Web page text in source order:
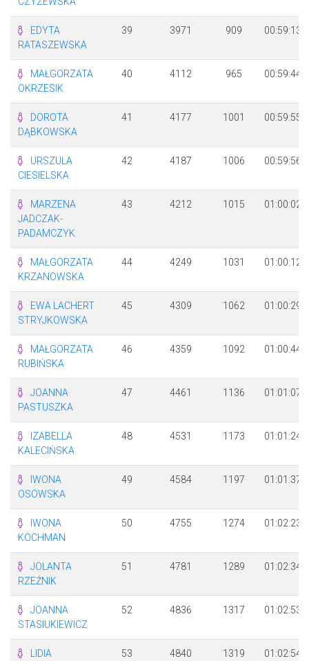
EDYTA
RATASZEWSKA
39 3971 909 00:59:13
MAŁGORZATA
OKRZESIK
40 4112 965 00:59:44
DOROTA
DĄBKOWSKA
41 4177 1001 00:59:55
URSZULA
CIESIELSKA
42 4187 1006 00:59:56
MARZENA
JADCZAK-
PADAMCZYK
43 4212 1015 01:00:02
MAŁGORZATA
KRZANOWSKA
44 4249 1031 01:00:12
EWA LACHERT
STRYJKOWSKA
45 4309 1062 01:00:29
MAŁGORZATA
RUBIŃSKA
46 4359 1092 01:00:44
JOANNA
PASTUSZKA
47 4461 1136 01:01:07
IZABELLA
KALECIŃSKA
48 4531 1173 01:01:24
IWONA
OSOWSKA
49 4584 1197 01:01:37
IWONA
KOCHMAN
50 4755 1274 01:02:23
JOLANTA
RZEŹNIK
51 4781 1289 01:02:34
JOANNA
STASIUKIEWICZ
52 4836 1317 01:02:53
LIDIA
53 4840 1319 01:02:54